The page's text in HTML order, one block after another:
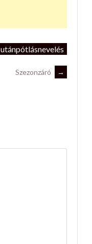
utánpótlásnevelés
Szezonzáró →